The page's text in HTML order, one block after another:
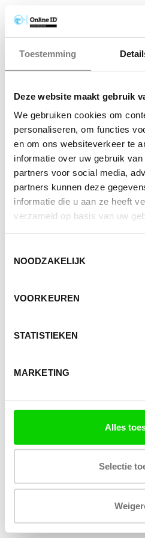
Toestemming
Deze website maakt gebruik
We gebruiken cookies om
personaliseren, om functies
en om ons websiteverkeer te
informatie over uw gebruik
partners voor social media,
partners kunnen deze
informatie die u aan ze heeft
verzameld op basis van uw
NOODZAKELIJK
VOORKEUREN
STATISTIEKEN
MARKETING
Alles
Selectie